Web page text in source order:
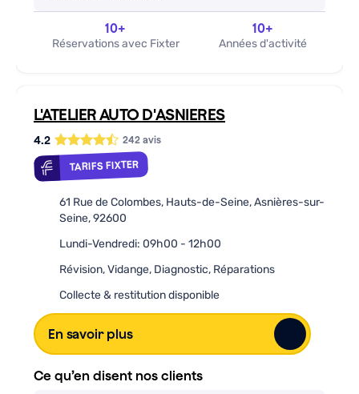
10+
Réservations avec Fixter
10+
Années d'activité
L'ATELIER AUTO D'ASNIERES
4.2 242 avis
TARIFS FIXTER
61 Rue de Colombes, Hauts-de-Seine, Asnières-sur-
Seine, 92600
Lundi-Vendredi: 09h00 - 12h00
Révision, Vidange, Diagnostic, Réparations
Collecte & restitution disponible
En savoir plus
Ce qu’en disent nos clients